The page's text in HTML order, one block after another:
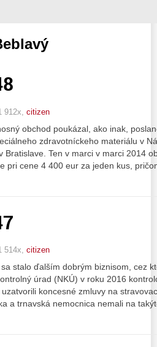
912x, citizen
obchod poukázal, ako inak,
zdravotníckeho materiálu v
Bratislave. Ten v marci v marci 2014
pri cene 4 400 eur za jeden kus,
514x, citizen
stalo ďalším dobrým biznisom, cez
úrad (NKÚ) v roku 2016
koncesné zmluvy na
a trnavská nemocnica nemali na